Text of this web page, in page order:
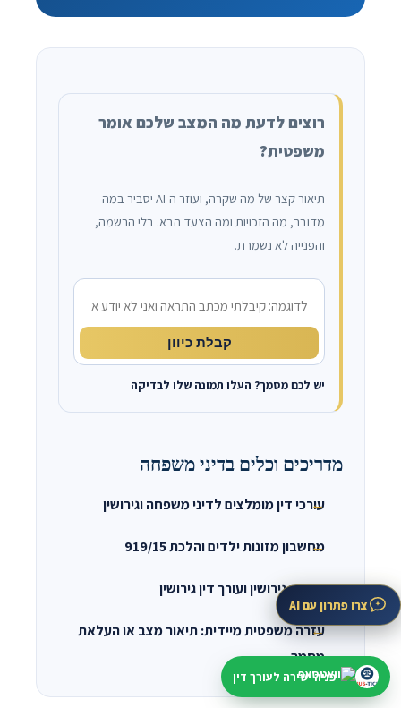
רוצים לדעת מה המצב שלכם אומר
משפטית?
תיאור קצר של מה שקרה, ועוזר ה-AI יסביר במה
מדובר, מה הזכויות ומה הצעד הבא. בלי הרשמה,
והפנייה לא נשמרת.
מה קרה?
קבלת כיוון
יש לכם מסמך? העלו תמונה שלו לבדיקה
מדריכים וכלים בדיני משפחה
עורכי דין מומלצים לדיני משפחה וגירושין
מחשבון מזונות ילדים והלכת 919/15
מדריך גירושין ועורך דין גירושין
עזרה משפטית מיידית: תיאור מצב או העלאת
מסמך
צרו פתרון עם AI
פניה ישירה לעורך דין